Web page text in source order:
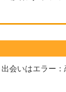
出会いはエラー